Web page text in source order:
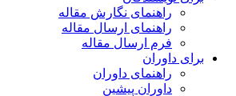
راهنمای نگارش مقاله
راهنمای ارسال مقاله
فرم ارسال مقاله
داوران
راهنمای داوران
داوران پیشین